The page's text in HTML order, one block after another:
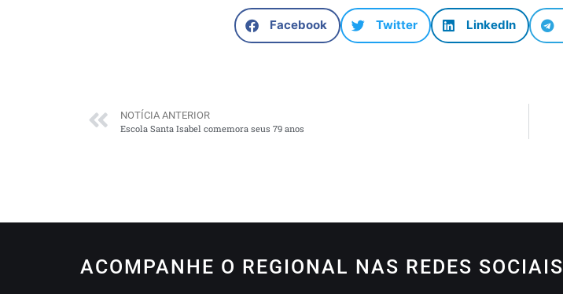
Facebook Twitter LinkedIn
NOTÍCIA ANTERIOR
Escola Santa Isabel comemora seus 79 anos
ACOMPANHE O REGIONAL NAS REDES SOCIAIS